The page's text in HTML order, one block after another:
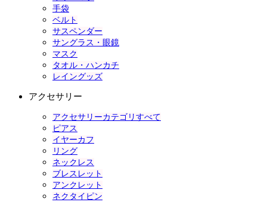
手袋
ベルト
サスペンダー
サングラス・眼鏡
マスク
タオル・ハンカチ
レイングッズ
アクセサリー
アクセサリーカテゴリすべて
ピアス
イヤーカフ
リング
ネックレス
ブレスレット
アンクレット
ネクタイピン